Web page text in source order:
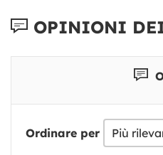
OPINIONI
Ordinare per